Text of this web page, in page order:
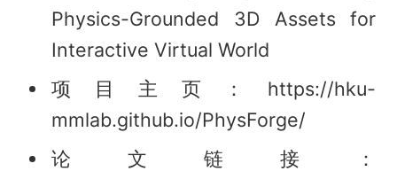
Physics-Grounded 3D Assets for
Interactive Virtual World
项目主页：https://hku-
mmlab.github.io/PhysForge/
论文链接：